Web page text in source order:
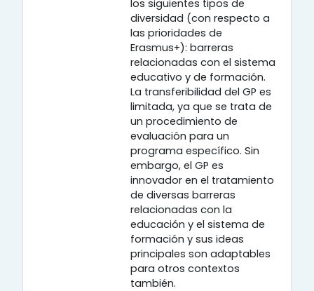
los siguientes tipos de
diversidad (con respecto a
las prioridades de
Erasmus+): barreras
relacionadas con el sistema
educativo y de formación.
La transferibilidad del GP es
limitada, ya que se trata de
un procedimiento de
evaluación para un
programa específico. Sin
embargo, el GP es
innovador en el tratamiento
de diversas barreras
relacionadas con la
educación y el sistema de
formación y sus ideas
principales son adaptables
para otros contextos
también.